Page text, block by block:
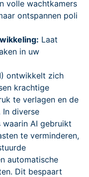
volle wachtkamers
ontspannen poli
Laat
in uw
ontwikkelt zich
krachtige
te verlagen en de
diverse
AI gebruikt
te verminderen,
automatische
Dit bespaart